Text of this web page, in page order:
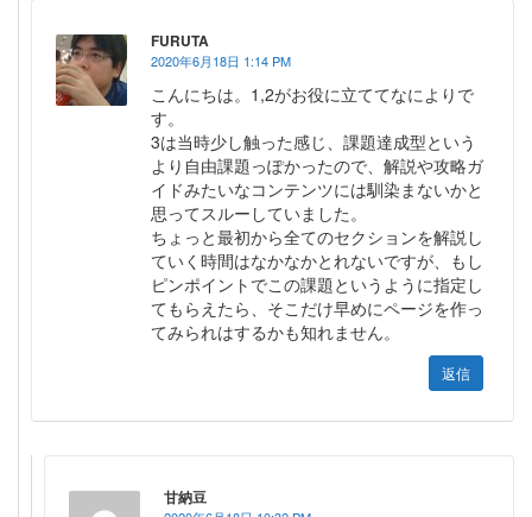
FURUTA
2020年6月18日 1:14 PM
こんにちは。1,2がお役に立ててなによりで
す。
3は当時少し触った感じ、課題達成型という
より自由課題っぽかったので、解説や攻略ガ
イドみたいなコンテンツには馴染まないかと
思ってスルーしていました。
ちょっと最初から全てのセクションを解説し
ていく時間はなかなかとれないですが、もし
ピンポイントでこの課題というように指定し
てもらえたら、そこだけ早めにページを作っ
てみられはするかも知れません。
返信
甘納豆